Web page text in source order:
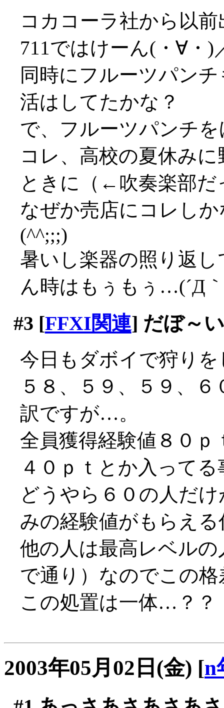
コカコーラ社から以
711ではけーん(・∀・)
同時にフルーツパン
活はしてたかな？
で、フルーツパンチ
コレ、高校の夏休み
ときに（←吹奏楽部だ
なぜか売店にコレし
(^^;;;)
暑いし楽器の照り返
ん時はもぅもぅ…(´Д
#3 [FFXI関連] だぼ～
今日もダボイで狩り
５８、５９、５９、
訳ですが…。
全員獲得経験値８０
４０ｐｔとか入って
どうやら６０の人だ
みの経験値がもらえ
他の人は最高レベル
で通り）なのでこの
この処置は一体…？？
2003年05月02日(金) [n